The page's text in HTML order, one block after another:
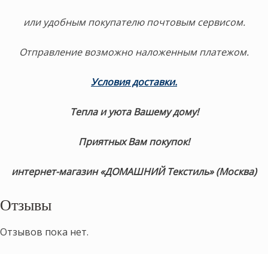
или удобным покупателю почтовым сервисом.
Отправление возможно наложенным платежом.
Условия доставки.
Тепла и уюта Вашему дому!
Приятных Вам покупок!
интернет-магазин «ДОМАШНИЙ Текстиль» (Москва)
Отзывы
Отзывов пока нет.